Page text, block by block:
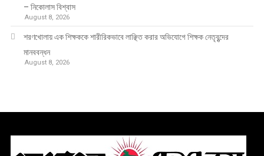
– নিকোলাস বিশ্বাস
August 8, 2026
শরণখোলায় এক শিক্ষককে শারীরিকভাবে লাঞ্ছিত করার অভিযোগে শিক্ষক নেতৃবৃন্দের
মানববন্ধন
August 8, 2026